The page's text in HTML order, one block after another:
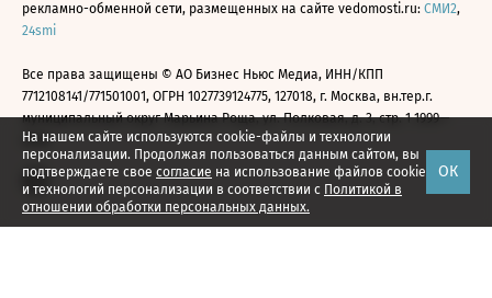
На нашем сайте используются cookie-файлы и технологии
персонализации. Продолжая пользоваться данным сайтом, вы
подтверждаете свое согласие на использование файлов cookie
и технологий персонализации в соответствии с Политикой в
отношении обработки персональных данных.
ОК
рекламно-обменной сети, размещенных на сайте vedomosti.ru: СМИ2,
24smi
Все права защищены © АО Бизнес Ньюс Медиа, ИНН/КПП
7712108141/771501001, ОГРН 1027739124775, 127018, г. Москва, вн.тер.г.
муниципальный округ Марьина Роща, ул. Полковая, д. 3, стр. 1 1999—
2026